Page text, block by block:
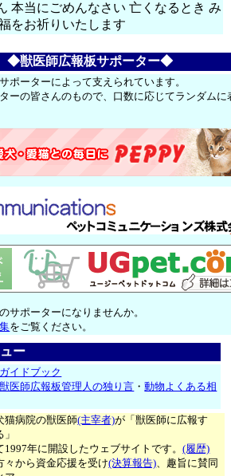
本当にごめんなさい 亡くなるとき み
をお祈りいたします
◆獣医師広報板サポーター◆
ポーターによって支えられています。
ーの皆さんのもので、口数に応じてランダムに
サポーターになりませんか。
をご覧ください。
ー
イドブック
獣医師広報板管理人の独り言 ・動物よくある相
猫病院の獣医師(主宰者)が「獣医師に広報す
1997年に開設したウェブサイトです。(履歴)
々から資金応援を受け(決算報告)、趣旨に賛同